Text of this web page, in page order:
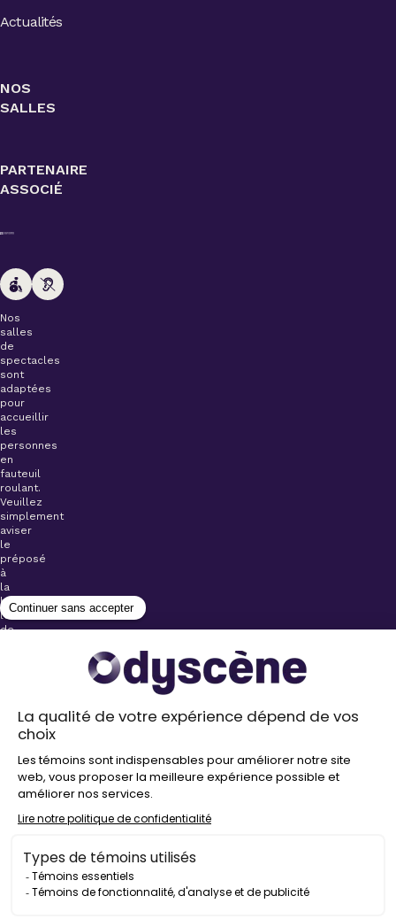
Actualités
NOS
SALLES
PARTENAIRE
ASSOCIÉ
Nos
salles
de
spectacles
sont
adaptées
pour
accueillir
les
personnes
en
fauteuil
roulant.
Veuillez
simplement
aviser
le
préposé
à
la
billetterie
lors
de
Stationnements
proximité de
nos salles
Politique de
d’auteur
2026